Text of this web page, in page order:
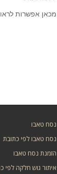
מכאן אפשרות
נסח טאבו
נסח טאבו לפי כתובת
הזמנת נסח טאבו
איתור גוש חלקה לפי